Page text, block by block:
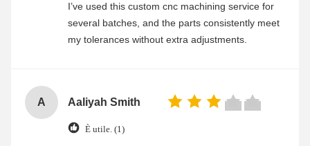
I’ve used this custom cnc machining service for
several batches, and the parts consistently meet
my tolerances without extra adjustments.
A Aaliyah Smith
È utile. (1)